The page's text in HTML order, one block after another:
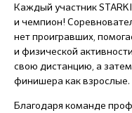
Каждый участник
и чемпион!
нет проигравших,
и физической
свою дистанцию, а
финишера как взрослые.
Благодаря команде